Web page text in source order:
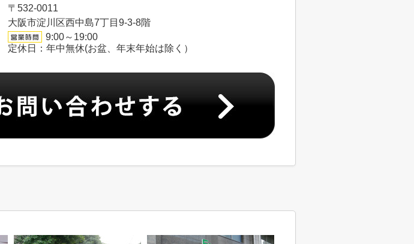
〒532-0011
大阪市淀川区西中島7丁目9-3-8階
9:00～19:00
定休日：年中無休(お盆、年末年始は除く）